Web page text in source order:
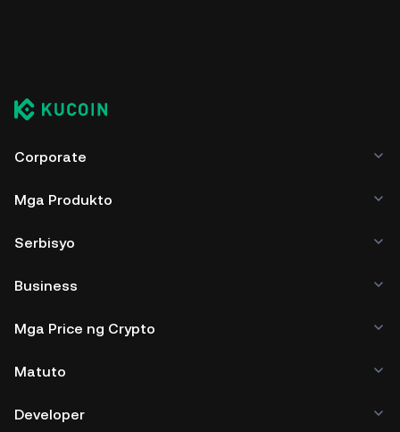
Corporate
Mga Produkto
Serbisyo
Business
Mga Price ng Crypto
Matuto
Developer